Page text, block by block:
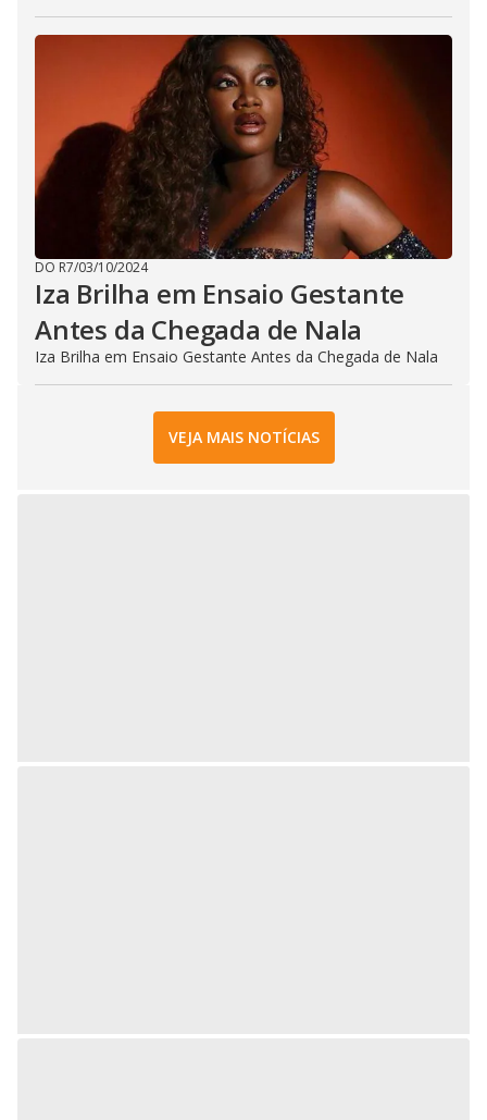
DO R7/03/10/2024
Iza Brilha em Ensaio Gestante
Antes da Chegada de Nala
Iza Brilha em Ensaio Gestante Antes da Chegada de Nala
VEJA MAIS NOTÍCIAS